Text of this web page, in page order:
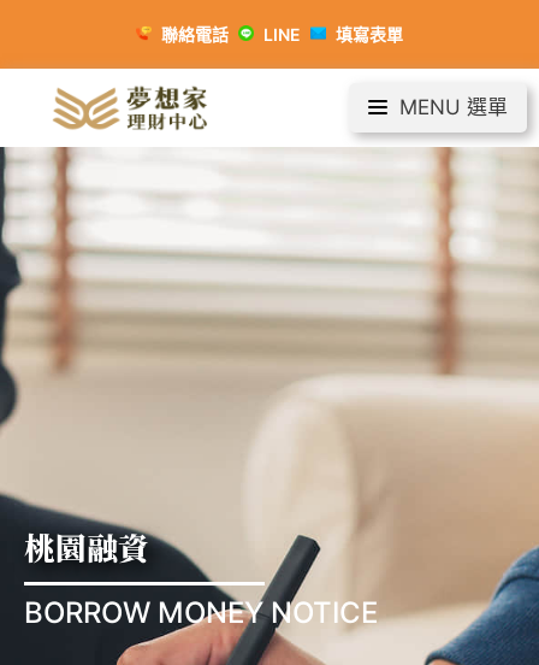
聯絡電話 LINE 填寫表單
MENU 選單
桃園融資
BORROW MONEY NOTICE